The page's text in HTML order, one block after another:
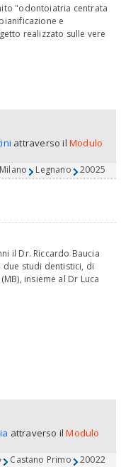
"odontoiatria centrata
e
realizzato sulle vere
attraverso ilModulo
Legnano 20025
il Dr. Riccardo Baucia
studi dentistici, di
insieme al Dr Luca
attraverso ilModulo
Castano Primo 20022